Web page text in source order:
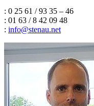
: 0 25 61 / 93 35 – 46
: 01 63 / 8 42 09 48
: info@stenau.net